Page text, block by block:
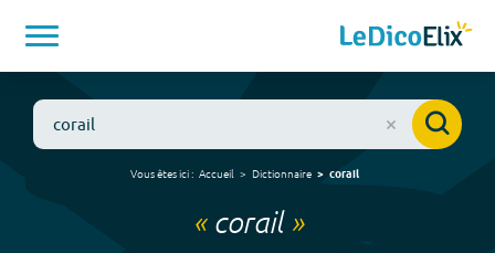
Vous êtes ici : Accueil Dictionnaire corail
« corail»